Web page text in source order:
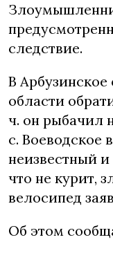
следствие.
В
области
ч. он рыбачил
с.
неизвестный
что не курит,
велосипед
Об этом